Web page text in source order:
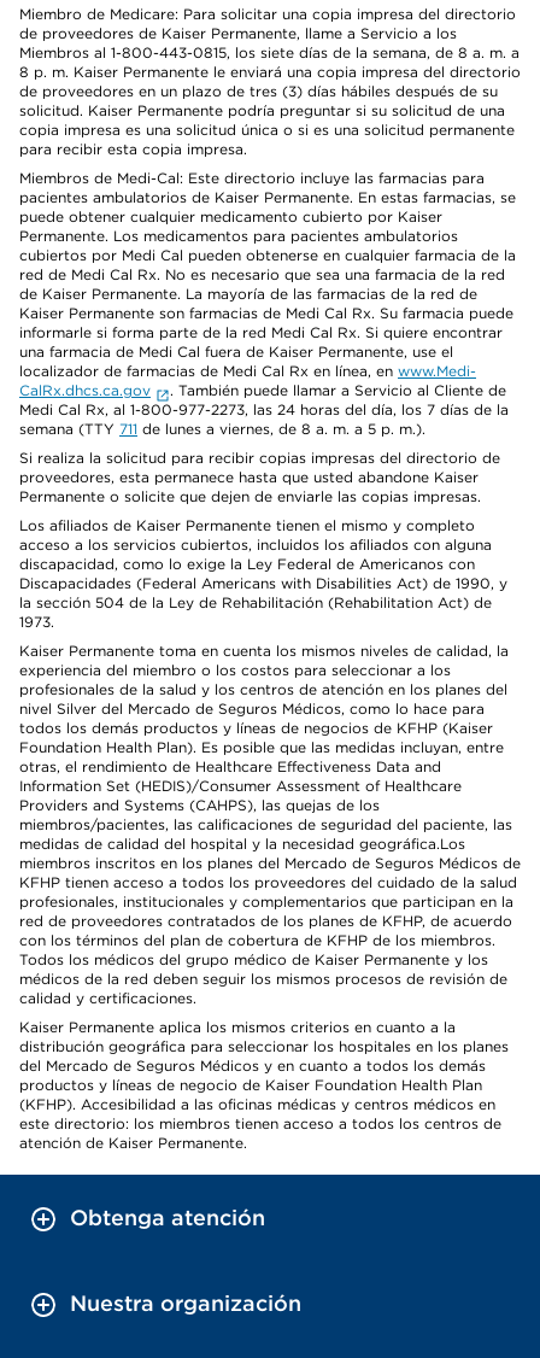
Miembro de Medicare: Para solicitar una copia impresa del directorio
de proveedores de Kaiser Permanente, llame a Servicio a los
Miembros al 1-800-443-0815, los siete días de la semana, de 8 a. m. a
8 p. m. Kaiser Permanente le enviará una copia impresa del directorio
de proveedores en un plazo de tres (3) días hábiles después de su
solicitud. Kaiser Permanente podría preguntar si su solicitud de una
copia impresa es una solicitud única o si es una solicitud permanente
para recibir esta copia impresa.
Miembros de Medi-Cal: Este directorio incluye las farmacias para
pacientes ambulatorios de Kaiser Permanente. En estas farmacias, se
puede obtener cualquier medicamento cubierto por Kaiser
Permanente. Los medicamentos para pacientes ambulatorios
cubiertos por Medi Cal pueden obtenerse en cualquier farmacia de la
red de Medi Cal Rx. No es necesario que sea una farmacia de la red
de Kaiser Permanente. La mayoría de las farmacias de la red de
Kaiser Permanente son farmacias de Medi Cal Rx. Su farmacia puede
informarle si forma parte de la red Medi Cal Rx. Si quiere encontrar
una farmacia de Medi Cal fuera de Kaiser Permanente, use el
localizador de farmacias de Medi Cal Rx en línea, en www.Medi-
CalRx.dhcs.ca.gov
. También puede llamar a Servicio al Cliente de
Medi Cal Rx, al 1-800-977-2273, las 24 horas del día, los 7 días de la
semana (TTY 711 de lunes a viernes, de 8 a. m. a 5 p. m.).
Si realiza la solicitud para recibir copias impresas del directorio de
proveedores, esta permanece hasta que usted abandone Kaiser
Permanente o solicite que dejen de enviarle las copias impresas.
Los afiliados de Kaiser Permanente tienen el mismo y completo
acceso a los servicios cubiertos, incluidos los afiliados con alguna
discapacidad, como lo exige la Ley Federal de Americanos con
Discapacidades (Federal Americans with Disabilities Act) de 1990, y
la sección 504 de la Ley de Rehabilitación (Rehabilitation Act) de
1973.
Kaiser Permanente toma en cuenta los mismos niveles de calidad, la
experiencia del miembro o los costos para seleccionar a los
profesionales de la salud y los centros de atención en los planes del
nivel Silver del Mercado de Seguros Médicos, como lo hace para
todos los demás productos y líneas de negocios de KFHP (Kaiser
Foundation Health Plan). Es posible que las medidas incluyan, entre
otras, el rendimiento de Healthcare Effectiveness Data and
Information Set (HEDIS)/Consumer Assessment of Healthcare
Providers and Systems (CAHPS), las quejas de los
miembros/pacientes, las calificaciones de seguridad del paciente, las
medidas de calidad del hospital y la necesidad geográfica.Los
miembros inscritos en los planes del Mercado de Seguros Médicos de
KFHP tienen acceso a todos los proveedores del cuidado de la salud
profesionales, institucionales y complementarios que participan en la
red de proveedores contratados de los planes de KFHP, de acuerdo
con los términos del plan de cobertura de KFHP de los miembros.
Todos los médicos del grupo médico de Kaiser Permanente y los
médicos de la red deben seguir los mismos procesos de revisión de
calidad y certificaciones.
Kaiser Permanente aplica los mismos criterios en cuanto a la
distribución geográfica para seleccionar los hospitales en los planes
del Mercado de Seguros Médicos y en cuanto a todos los demás
productos y líneas de negocio de Kaiser Foundation Health Plan
(KFHP). Accesibilidad a las oficinas médicas y centros médicos en
este directorio: los miembros tienen acceso a todos los centros de
atención de Kaiser Permanente.
Obtenga atención
Nuestra organización